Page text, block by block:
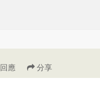
回應 分享